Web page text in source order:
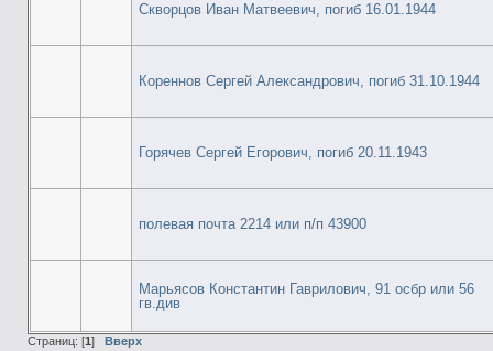
Скворцов Иван Матвеевич, погиб 16.01.1944
Кореннов Сергей Александрович, погиб 31.10.1944
Горячев Сергей Егорович, погиб 20.11.1943
полевая почта 2214 или п/п 43900
Марьясов Константин Гаврилович, 91 осбр или 56
гв.див
Страниц: [1 ] Вверх